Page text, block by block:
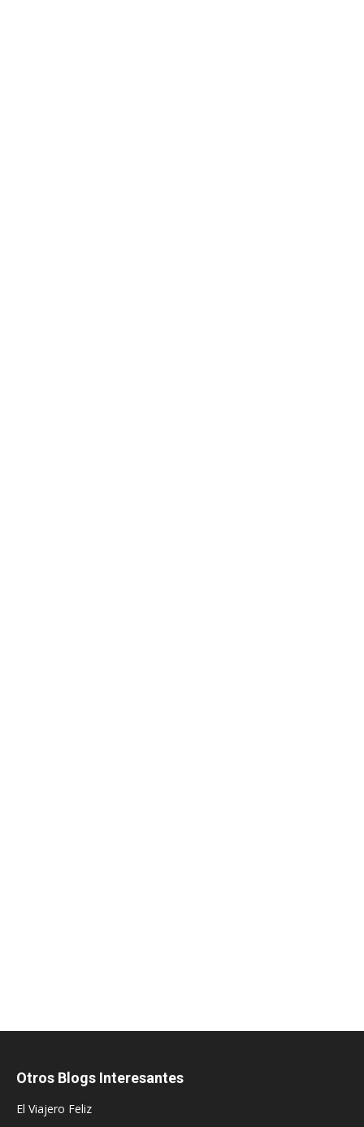
Otros Blogs Interesantes
El Viajero Feliz